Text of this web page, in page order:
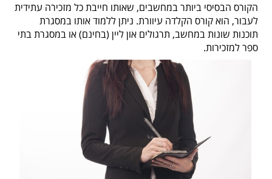
הקורס הבסיסי ביותר במחשבים, שאותו חייבת כל מזכירה עתידית
לעבור, הואקורס הקלדה עיוורת. ניתן ללמוד אותו במסגרת
תוכנות שונות במחשב, תרגולים און ליין (בחינם) או במסגרת בתי
ספר למזכירות.